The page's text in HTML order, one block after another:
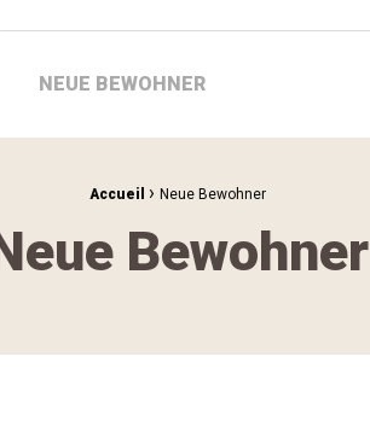
NEUE BEWOHNER
Accueil › Neue Bewohner
Bewohner